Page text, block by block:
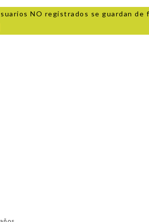
NO registrados se guardan